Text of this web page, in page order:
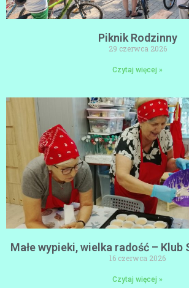
Piknik Rodzinny
29 czerwca 2026
Czytaj więcej »
Małe wypieki, wielka radość – Klub
16 czerwca 2026
Czytaj więcej »